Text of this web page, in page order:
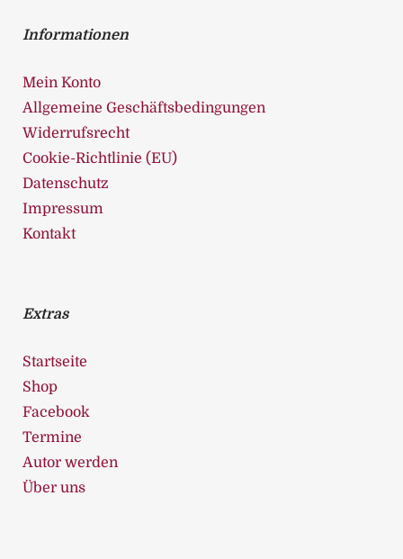
Informationen
Mein Konto
Allgemeine Geschäftsbedingungen
Widerrufsrecht
Cookie-Richtlinie (EU)
Datenschutz
Impressum
Kontakt
Extras
Startseite
Shop
Facebook
Termine
Autor werden
Über uns